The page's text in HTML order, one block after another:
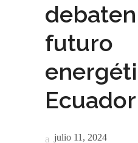
futuro
Ecuador
julio 11, 2024